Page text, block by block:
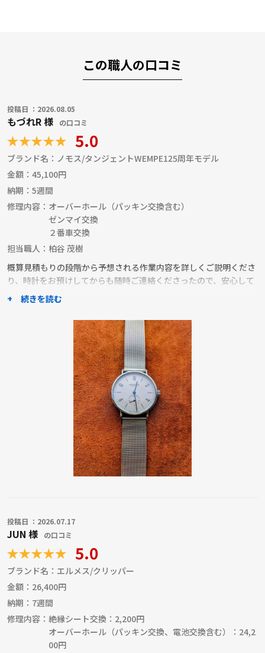
この職人の口コミ
投稿日 ：2026.08.05
もづれR 様 の口コミ
5.0
ブランド名： ノモス/タンジェントWEMPE125周年モデル
金額： 45,100円
納期： 5週間
修理内容： オーバーホール（パッキン交換含む）
ゼンマイ交換
２番車交換
担当職人： 柏谷 茂樹
概算見積もりの段階から予想される作業内容を詳しくご説明くださ
り、時計をお預けしてからも随時ご連絡くださったので、安心して
お任せできました。
修理後に気になったことについて質問した際にも詳しくお答えいた
総じてご説明が明解なので、大変頼もしく感じました。
複数の職人さんに一括見積もりを依頼できること、職人さんごとの
プロフィールや修理事例がよくわかることがよいと思い、利用しま
また機会があれば、ぜひお願いしたいと思います。
職人からのコメント
+ 続きを読む
投稿日 ：2026.07.17
JUN 様 の口コミ
5.0
ブランド名： エルメス/クリッパー
金額： 26,400円
納期： 7週間
修理内容： 絶縁シート交換：2,200円
オーバーホール（パッキン交換、電池交換含む）：24,2
00円